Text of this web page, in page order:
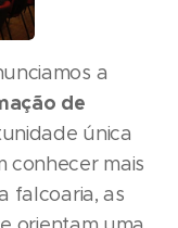
a
de
única
conhecer mais
falcoaria, as